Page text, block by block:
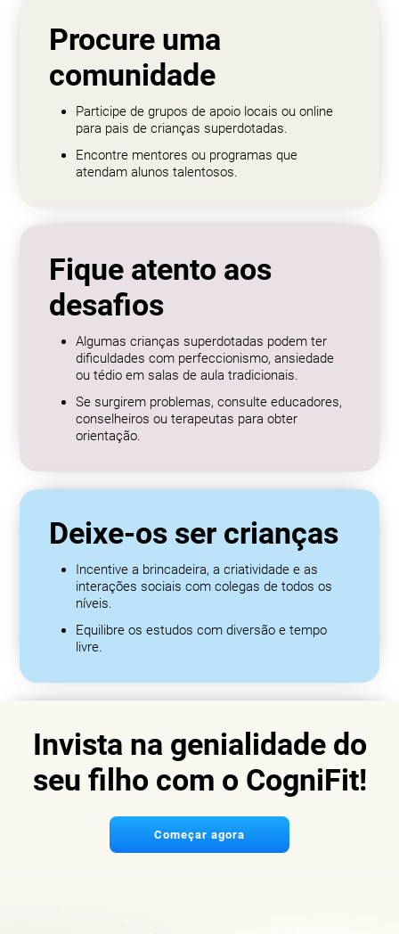
Procure uma
comunidade
Participe de grupos de apoio locais ou online
para pais de crianças superdotadas.
Encontre mentores ou programas que
atendam alunos talentosos.
Fique atento aos
desafios
Algumas crianças superdotadas podem ter
dificuldades com perfeccionismo, ansiedade
ou tédio em salas de aula tradicionais.
Se surgirem problemas, consulte educadores,
conselheiros ou terapeutas para obter
orientação.
Deixe-os ser crianças
Incentive a brincadeira, a criatividade e as
interações sociais com colegas de todos os
níveis.
Equilibre os estudos com diversão e tempo
livre.
Invista na genialidade do
seu filho com o CogniFit!
Começar agora